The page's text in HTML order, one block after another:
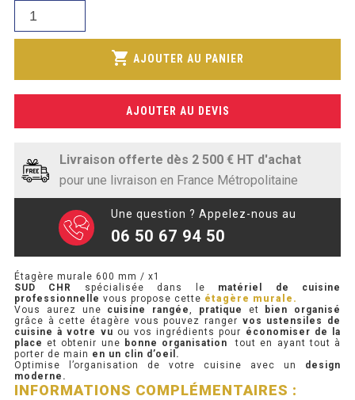
SOUBASSEMENT RÉFRIGÉRÉ
TABLE DE PRÉPARATION
SALADETTE COMPACTE
SALADETTE COMPACTE VITRÉE
SALADETTE 800 VITRÉE
MEUBLE À PIZZA
MEUBLE À PIZZA COMPACT
MEUBLE À PIZZA
PRÉSENTOIR À INGRÉDIENTS
215,39€.
actuel
est :
600
shopping_cart AJOUTER AU PANIER
AJOUTER AU DEVIS
Livraison offerte dès 2 500 € HT d'achat
pour une livraison en France Métropolitaine
Une question ? Appelez-nous au
06 50 67 94 50
Étagère murale 600 mm / x1
SUD CHR
spécialisée dans le matériel de cuisine
professionnelle vous propose cette étagère murale.
Vous aurez une cuisine rangée, pratique et
bien organisé
grâce à cette étagère vous pouvez ranger vos ustensiles de
cuisine à votre vu ou vos ingrédients pour économiser de la
place et obtenir une bonne organisationtout en ayant tout à
porter de main en un clin d’oeil.
Optimise l’organisation de votre cuisine avec un design
moderne.
INFORMATIONS COMPLÉMENTAIRES :